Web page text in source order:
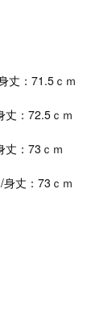
丈：71.5ｃｍ
丈：72.5ｃｍ
丈：73ｃｍ
丈：73ｃｍ